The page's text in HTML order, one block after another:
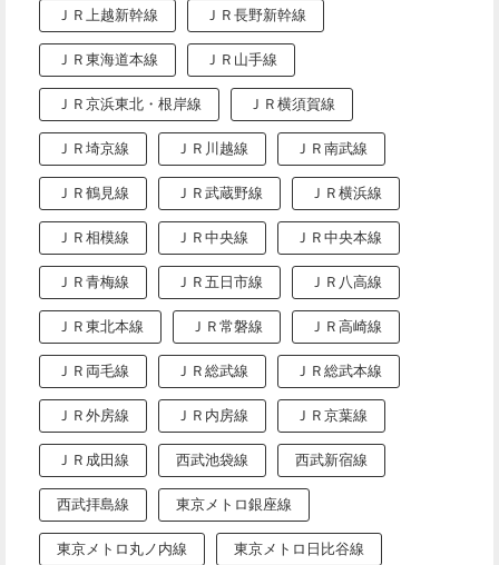
ＪＲ上越新幹線 ＪＲ長野新幹線
ＪＲ東海道本線 ＪＲ山手線
ＪＲ京浜東北・根岸線 ＪＲ横須賀線
ＪＲ埼京線 ＪＲ川越線 ＪＲ南武線
ＪＲ鶴見線 ＪＲ武蔵野線 ＪＲ横浜線
ＪＲ相模線 ＪＲ中央線 ＪＲ中央本線
ＪＲ青梅線 ＪＲ五日市線 ＪＲ八高線
ＪＲ東北本線 ＪＲ常磐線 ＪＲ高崎線
ＪＲ両毛線 ＪＲ総武線 ＪＲ総武本線
ＪＲ外房線 ＪＲ内房線 ＪＲ京葉線
ＪＲ成田線 西武池袋線 西武新宿線
西武拝島線 東京メトロ銀座線
東京メトロ丸ノ内線 東京メトロ日比谷線